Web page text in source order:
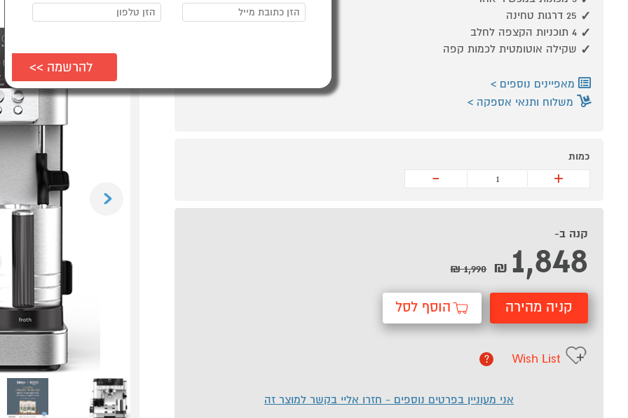
25 דרגות טחינה
4 תוכניות הקצפה לחלב
שקילה אוטומטית לכמות קפה
מאפיינים נוספים
משלוח ותנאי אספקה
כמות
+
-
קנה ב-
1,848
₪
1,990 ₪
קניה מהירה הוסף לסל
Wish List
?
אני מעוניין בפרטים נוספים - חזרו אליי בקשר למוצר זה